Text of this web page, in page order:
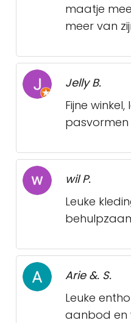
maatje
meer van
Jelly B.
Fijne
pasvormen
wil P.
Leuke
Arie &. S.
Leuke
aanbod en